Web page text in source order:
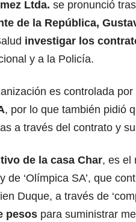
Ltda. se pronunció
de la República,
investigar los
y a la Policía.
es controlada por
, por lo que también pidió
a través del contrato y
de la casa Char, es el
de ‘Olímpica SA’, que
Duque, a través de
pesos para suministrar